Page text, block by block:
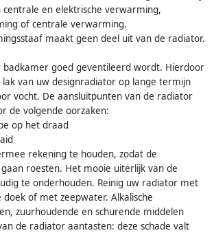
en elektrische verwarming,
of centrale verwarming.
maakt geen deel uit van de radiator.
goed geventileerd wordt. Hierdoor
van uw designradiator op lange termijn
vocht. De aansluitpunten van de radiator
de volgende oorzaken:
op het draad
rekening te houden, zodat de
roesten. Het mooie uiterlijk van de
te onderhouden. Reinig uw radiator met
doek of met zeepwater. Alkalische
zuurhoudende en schurende middelen
de radiator aantasten: deze schade valt